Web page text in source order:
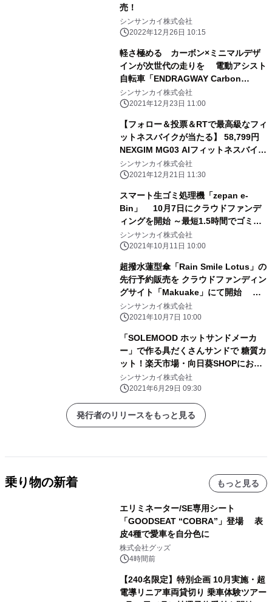
売！
シンサンカイ株式会社
2022年12月26日 10:15
軽さ極める カーボン×ミニマルデザ
インが次世代の走りを 電動アシスト
自転車「ENDRAGWAY Carbon
Age」 Makuakeにて12月22日に登場
シンサンカイ株式会社
2021年12月23日 11:00
【フォロー＆投票＆RTで最高級なフィ
ットネスバイクが当たる】 58,799円
NEXGIM MG03 AIフィットネスバイ
ク 「クリスマスキャンペーン」開
催！
シンサンカイ株式会社
2021年12月21日 11:30
スマート生ゴミ処理機「zepan e-
Bin」 10月7日にクラウドファンデ
ィングを開始 ～最短1.5時間でゴミを
最大90％減量～
シンサンカイ株式会社
2021年10月11日 10:00
超撥水蓮型傘「Rain Smile Lotus」の
先行予約販売を クラウドファンディン
グサイト「Makuake」にて開始 ～
「耐雨、耐風、耐久」の晴雨兼用傘～
シンサンカイ株式会社
2021年10月7日 10:00
「SOLEMOOD ホットサンドメーカ
ー」で作る具だくさんサンドで 糖質カ
ット！楽天市場・向日葵SHOPにおい
て 楽天ポイントUP＋数量限定クーポ
ン配布キャンペーンを 2021年6月30日
に実施
シンサンカイ株式会社
2021年6月29日 09:30
発行者のリリースをもっと見る
乗り物の新着 もっと見る
エリミネーター/SE専用シート
「GOODSEAT “COBRA”」登場 表
皮4種で愛車を自分色に
株式会社グッズ
4時間前
【240名限定】特別企画 10月実施・超
電導リニア車両貸切り 乗車体験ツアー